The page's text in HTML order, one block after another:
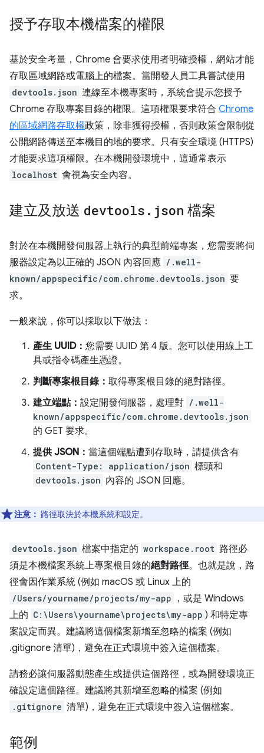
授予存取本機檔案的權限
基於安全考量，Chrome 會要求使用者明確授權，網站才能
存取區域網路或電腦上的檔案。當開發人員工具嘗試使用
devtools.json 連線至本機專案時，系統會提示您授予
Chrome 存取專案目錄的權限。這項權限要求符合 Chrome
的區域網路存取權政策，除非獲得授權，否則政策會限制從
公開網路傳送至本機目的地的要求。只有安全環境 (HTTPS)
才能要求這項權限。在本機開發環境中，這通常表示
localhost 會視為安全內容。
建立及放送 devtools . json 檔案
對於在本機開發伺服器上執行的典型前端專案，您需要將伺
服器設定為以正確的 JSON 內容回應 /.well-
known/appspecific/com.chrome.devtools.json 要
求。
一般來說，你可以採取以下做法：
產生 UUID： 您需要 UUID 第 4 版。您可以使用線上工
具或指令碼產生憑證。
判斷專案根目錄： 取得專案根目錄的絕對路徑。
建立端點： 設定開發伺服器，處理對 /.well-
known/appspecific/com.chrome.devtools.json
的 GET 要求。
提供 JSON： 當這個端點遭到存取時，請提供含有
Content-Type: application/json 標頭和
devtools.json 內容的 JSON 回應。
注意： 路徑取決於本機系統和設定。
devtools.json 檔案中指定的 workspace.root 路徑必
須是本機檔案系統上專案根目錄的絕對路徑。也就是說，路
徑會因作業系統 (例如 macOS 或 Linux 上的
/Users/yourname/projects/my-app
，或是 Windows
上的 C:\Users\yourname\projects\my-app ) 和特定專
案設定而異。建議將這個檔案新增至忽略的檔案 (例如
.gitignore 清單)，避免在正式環境中簽入這個檔案。
請務必讓伺服器動態產生或提供這個路徑，或為開發環境正
確設定這個路徑。建議將其新增至忽略的檔案 (例如
.gitignore 清單)，避免在正式環境中簽入這個檔案。
範例